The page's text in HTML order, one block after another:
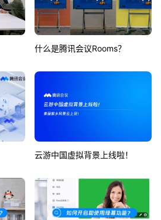
什么是腾讯会议Rooms？
云游中国虚拟背景上线啦！